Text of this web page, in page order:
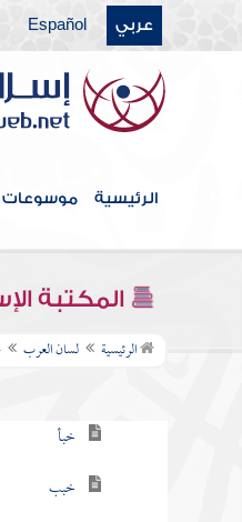
عربي Español
الرئيسية موسوعات
المكتبة
الرئيسية لسان العرب
حرف الألف
حرف الباء
حرف التاء
حرف الثاء
حرف الجيم
حرف الحاء
حرف الخاء
خبأ
خبب